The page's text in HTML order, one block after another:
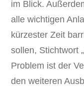
im Blick.
alle wichtigen
kürzester Zeit
sollen, Stichtwort
Problem ist der
den weiteren